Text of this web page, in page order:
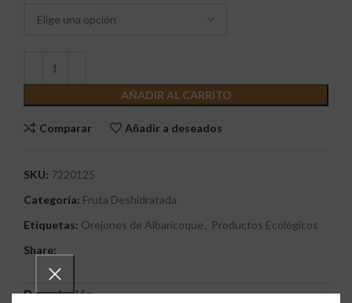
AÑADIR AL CARRITO
Comparar Añadir a deseados
SKU: 7220125
Categoría: Fruta Deshidratada
Etiquetas: Orejones de Albaricoque , Productos Ecológicos
Share:
Descripción